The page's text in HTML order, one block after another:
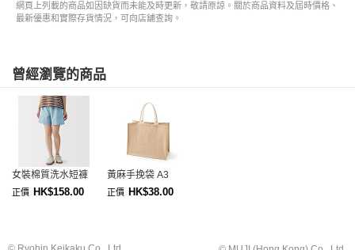
網頁上列載的商品如因缺貨而未能及時更新，敬請原諒。關於商品資料及屆時價格、
最新優惠和實際存貨情況，可向店舖查詢。
曾經瀏覽的商品
女裝棉質洗水短褲
正價 HK$158.00
黃麻手挽袋 A3
正價 HK$38.00